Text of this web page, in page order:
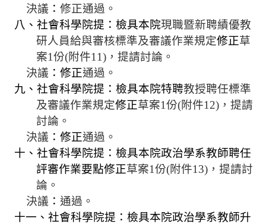
決議 ： 修正通過。
八、社會科學院提：檢具本院現職暨新聘績優教
研人員給與審核標準及審議作業規定修正草
案1份(附件11) ，提請討論。
決議 ：修正通過。
九、社會科學院提：檢具本院特聘教授聘任標準
及審議作業規定修正草案1份(附件12) ，提請
討論。
決議 ：修正通過。
十、社會科學院提：檢具本院政治學系教師聘任
評審作業要點修正草案1份(附件13) ，提請討
論。
決議 ： 通過。
十一、社會科學院提：檢具本院政治學系教師升